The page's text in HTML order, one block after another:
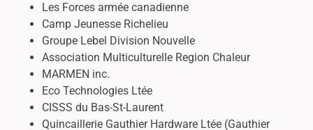
Les Forces armée canadienne
Camp Jeunesse Richelieu
Groupe Lebel Division Nouvelle
Association Multiculturelle Region Chaleur
MARMEN inc.
Eco Technologies Ltée
CISSS du Bas-St-Laurent
Quincaillerie Gauthier Hardware Ltée (Gauthier